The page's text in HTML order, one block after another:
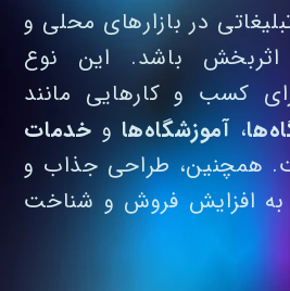
در بازارهای محلی و
اثربخش باشد. این نوع
کسب‌ و کارهایی مانند
، آموزشگاه‌هاو خدمات
همچنین، طراحی جذاب و
به افزایش فروش و شناخت